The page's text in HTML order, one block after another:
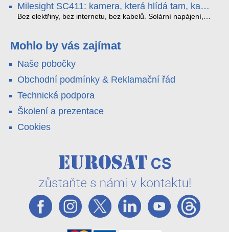
YouTube – bez běžícího počítače.
které vám zjednoduší práci – a jedna z nich vám ušetří
spoustu zbytečných výjezdů k zákazníkům.
Milesight SC411: kamera, která hlídá tam, kam
kabel nedosáhne
Bez elektřiny, bez internetu, bez kabelů. Solární napájení,
váš telefon. Podívejte se na video.
Mohlo by vás zajímat
Naše pobočky
Obchodní podmínky & Reklamační řád
Technická podpora
Školení a prezentace
Cookies